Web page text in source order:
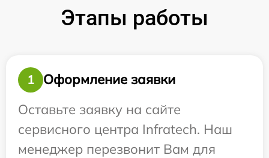
Этапы работы
1
Оформление заявки
Оставьте заявку на сайте
сервисного центра Infratech. Наш
менеджер перезвонит Вам для